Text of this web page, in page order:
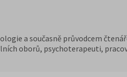
a současně průvodcem
oborů, psychoterapeuti,